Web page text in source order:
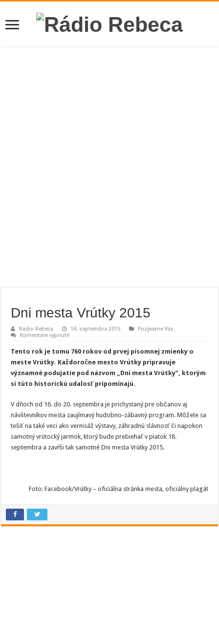
Dni mesta Vrútky 2015
Rádio Rebeca 14. septembra 2015
Pozývame Vás
Komentáre vypnuténa
Vrútky
2015
Tento rok je tomu 760 rokov od prvej písomnej zmienky o
meste Vrútky. Každoročne mesto Vrútky pripravuje
významné podujatie pod názvom „Dni mesta Vrútky“, ktorým
si túto historickú udalosť pripomínajú.
V dňoch od 16. do 20. septembra je prichystaný pre občanov aj
návštevníkov mesta zaujímavý hudobno-zábavný program. Môžete sa
tešiť na také veci ako vernisáž výstavy, záhradnú slávnosť či napokon
samotný vrútocký jarmok, ktorý bude prebiehať v piatok 18.
septembra a zavŕši tak samotné Dni mesta Vrútky 2015.
Foto: Facebook/Vrútky – oficiálna stránka mesta, oficiálny plagát